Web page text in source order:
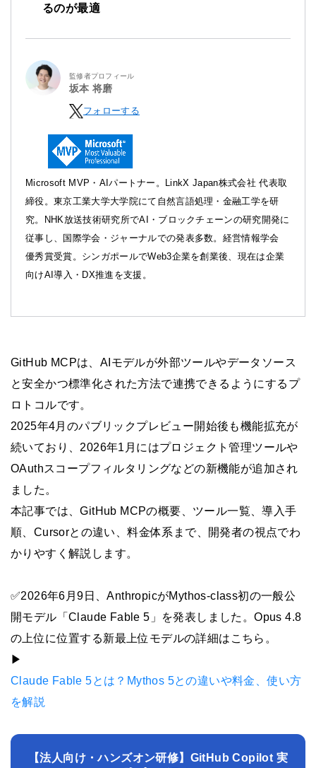
るのが最適
監修者プロフィール
坂本 将磨
フォローする
Microsoft MVP・AIパートナー。LinkX Japan株式会社 代表取
締役。東京工業大学大学院にて自然言語処理・金融工学を研
究。NHK放送技術研究所でAI・ブロックチェーンの研究開発に
従事し、国際学会・ジャーナルでの発表多数。経営情報学会
優秀賞受賞。シンガポールでWeb3企業を創業後、現在は企業
向けAI導入・DX推進を支援。
GitHub MCPは、AIモデルが外部ツールやデータソース
と安全かつ標準化された方法で連携できるようにするプ
ロトコルです。
2025年4月のパブリックプレビュー開始後も機能拡充が
続いており、2026年1月にはプロジェクト管理ツールや
OAuthスコープフィルタリングなどの新機能が追加され
ました。
本記事では、GitHub MCPの概要、ツール一覧、導入手
順、Cursorとの違い、料金体系まで、開発者の視点でわ
かりやすく解説します。
✅2026年6月9日、AnthropicがMythos-class初の一般公
開モデル「Claude Fable 5」を発表しました。Opus 4.8
の上位に位置する新最上位モデルの詳細はこちら。
▶︎
Claude Fable 5とは？Mythos 5との違いや料金、使い方
を解説
【法人向け・ハンズオン研修】GitHub Copilot 実